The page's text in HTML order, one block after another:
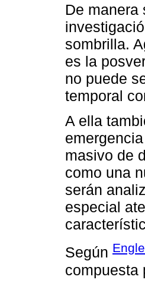
De manera
sombrilla.
es la
no puede
temporal
A ella
masivo de
como una
serán
especial
Según
compuesta